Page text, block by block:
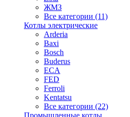
ЖМЗ
Все категории (11)
Котлы электрические
Arderia
Baxi
Bosch
Buderus
ECA
FED
Ferroli
Kentatsu
Все категории (22)
Промышленные котлы